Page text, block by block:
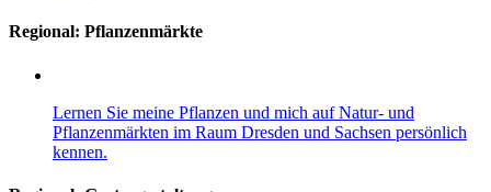
Regional: Pflanzenmärkte
Lernen Sie meine Pflanzen und mich auf Natur- und
Pflanzenmärkten im Raum Dresden und Sachsen persönlich
kennen.